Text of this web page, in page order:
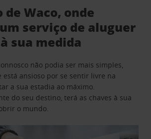
Waco, onde
serviço de aluguer
sua medida
não podia ser mais simples,
está ansioso por se sentir livre na
a sua estadia ao máximo.
do seu destino, terá as chaves à sua
o mundo.